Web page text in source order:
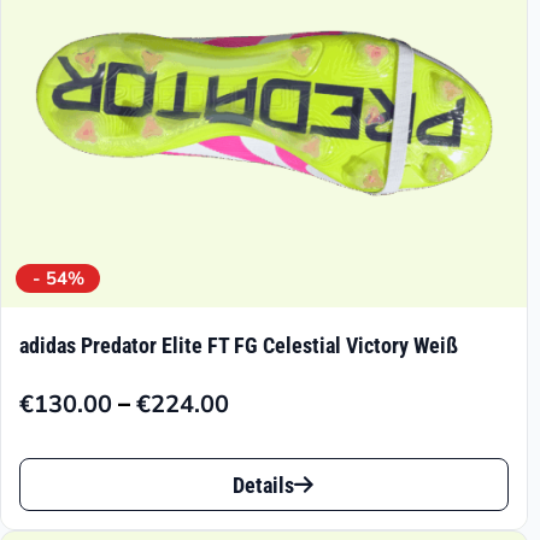
Produktseite
gewählt
- 54%
adidas Predator Elite FT FG Celestial Victory Weiß
€130.00–€224.00
Preisspanne:
€130.00
€224.00
Dieses
Produkt
Details